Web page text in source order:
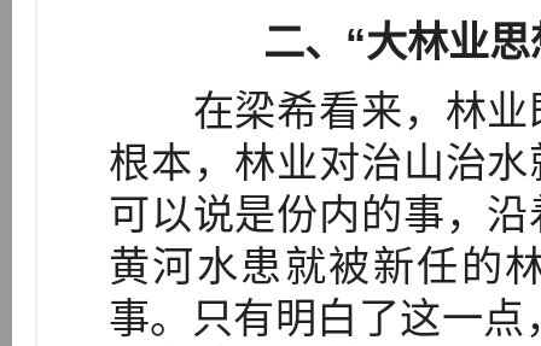
二、“大林业
在梁希看来，林业
根本，林业对治山治
可以说是份内的事，
黄河水患就被新任的
事。只有明白了这一